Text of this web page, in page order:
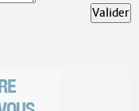
Valider